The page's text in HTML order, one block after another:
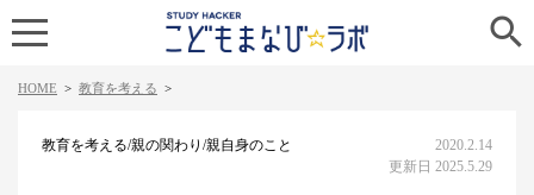

HOME > 教育を考える >
教育を考える/親の関わり/親自身のこと
2020.2.14
更新日 2025.5.29